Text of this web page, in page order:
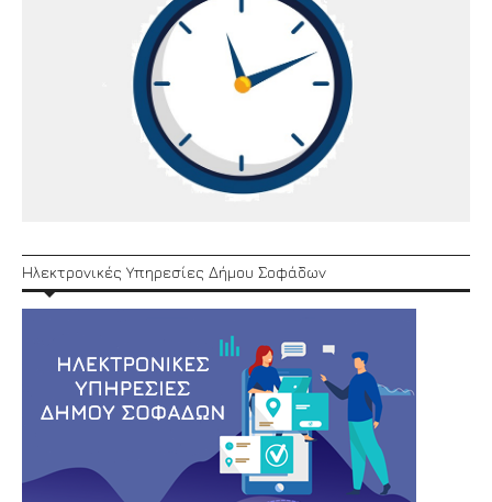
Ηλεκτρονικές Υπηρεσίες Δήμου Σοφάδων